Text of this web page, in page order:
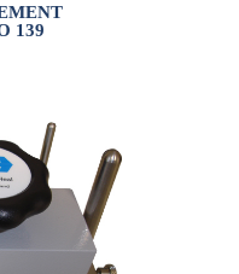
139